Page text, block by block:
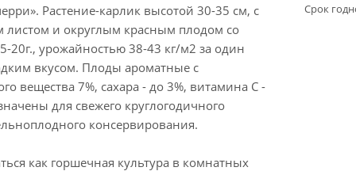
Растение-карлик высотой 30-35 см, с
и округлым красным плодом со
20г., урожайностью 38-43 кг/м2 за один
вкусом. Плоды ароматные с
вещества 7%, сахара - до 3%, витамина С -
для свежего круглогодичного
консервирования.
как горшечная культура в комнатных
Срок